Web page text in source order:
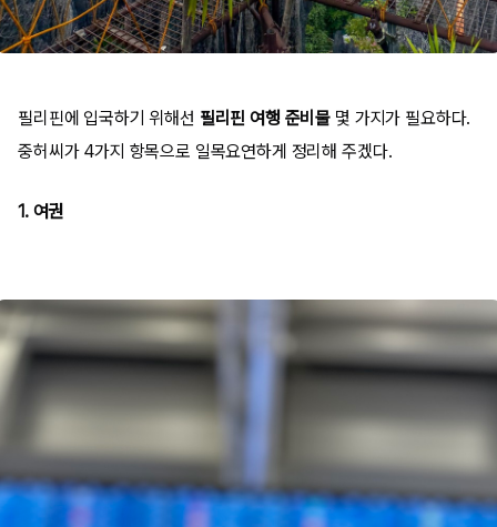
필리핀에 입국하기 위해선 필리핀 여행 준비물 몇 가지가 필요하다.
중허씨가 4가지 항목으로 일목요연하게 정리해 주겠다.
1. 여권